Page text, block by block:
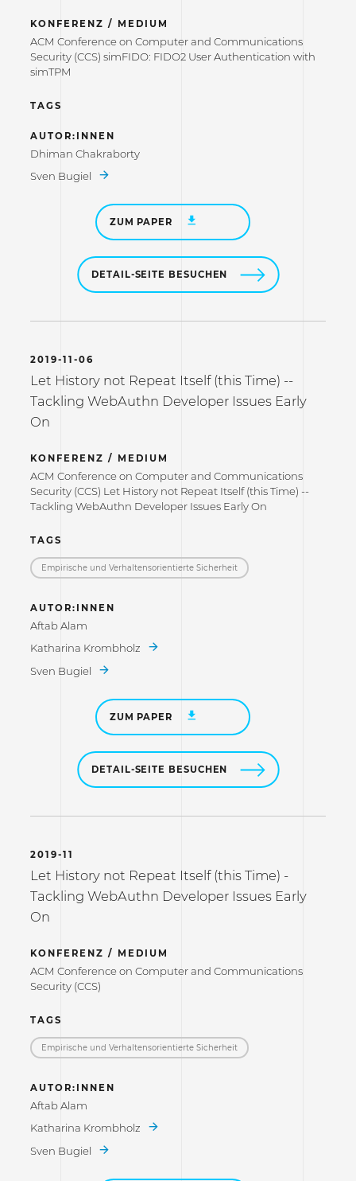
KONFERENZ / MEDIUM
ACM Conference on Computer and Communications
Security (CCS) simFIDO: FIDO2 User Authentication with
simTPM
TAGS
AUTOR:INNEN
Dhiman Chakraborty
Sven Bugiel
ZUM PAPER
DETAIL-SEITE BESUCHEN
2019-11-06
Let History not Repeat Itself (this Time) --
Tackling WebAuthn Developer Issues Early
On
KONFERENZ / MEDIUM
ACM Conference on Computer and Communications
Security (CCS) Let History not Repeat Itself (this Time) --
Tackling WebAuthn Developer Issues Early On
TAGS
Empirische und Verhaltensorientierte Sicherheit
AUTOR:INNEN
Aftab Alam
Katharina Krombholz
Sven Bugiel
ZUM PAPER
DETAIL-SEITE BESUCHEN
2019-11
Let History not Repeat Itself (this Time) -
Tackling WebAuthn Developer Issues Early
On
KONFERENZ / MEDIUM
ACM Conference on Computer and Communications
Security (CCS)
TAGS
Empirische und Verhaltensorientierte Sicherheit
AUTOR:INNEN
Aftab Alam
Katharina Krombholz
Sven Bugiel